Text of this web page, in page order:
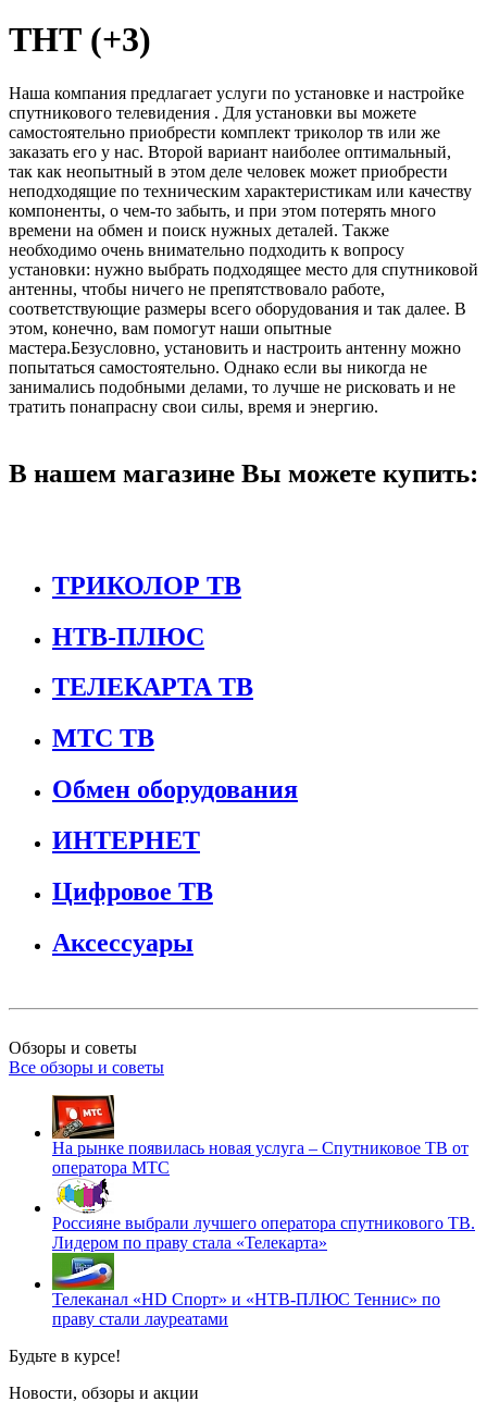
ТНТ (+3)
Наша компания предлагает услуги по установке и настройке
спутникового телевидения . Для установки вы можете
самостоятельно приобрести комплект триколор тв или же
заказать его у нас. Второй вариант наиболее оптимальный,
так как неопытный в этом деле человек может приобрести
неподходящие по техническим характеристикам или качеству
компоненты, о чем-то забыть, и при этом потерять много
времени на обмен и поиск нужных деталей. Также
необходимо очень внимательно подходить к вопросу
установки: нужно выбрать подходящее место для спутниковой
антенны, чтобы ничего не препятствовало работе,
соответствующие размеры всего оборудования и так далее. В
этом, конечно, вам помогут наши опытные
мастера.Безусловно, установить и настроить антенну можно
попытаться самостоятельно. Однако если вы никогда не
занимались подобными делами, то лучше не рисковать и не
тратить понапрасну свои силы, время и энергию.
В нашем магазине Вы можете купить:
ТРИКОЛОР ТВ
НТВ-ПЛЮС
ТЕЛЕКАРТА ТВ
МТС ТВ
Обмен оборудования
ИНТЕРНЕТ
Цифровое ТВ
Аксессуары
Обзоры и советы
Все обзоры и советы
На рынке появилась новая услуга – Спутниковое ТВ от
оператора МТС
Россияне выбрали лучшего оператора спутникового ТВ.
Лидером по праву стала «Телекарта»
Телеканал «HD Спорт» и «НТВ-ПЛЮС Теннис» по
праву стали лауреатами
Будьте в курсе!
Новости, обзоры и акции